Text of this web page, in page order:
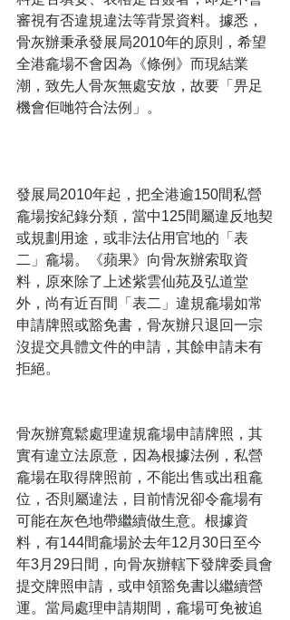
審視有否違規違法等背景資料。據悉，
骨灰辦秉承發展局2010年的原則，希望
全港龕場不會因為《條例》而現結業
潮，致先人骨灰無處安放，故要「畀足
機會佢哋符合法例」。
發展局2010年起，把全港逾150間私營
龕場按紀錄分類，當中125間屬違反地契
或規劃用途，或非法佔用官地的「表
二」龕場。《蘋果》向骨灰辦索取資
料，原來除了上述紫雲仙苑及弘道堂
外，尚有近百間「表二」違規龕場如常
申請牌照或豁免書，骨灰辦只退回一宗
沒提交具體文件的申請，其餘申請未有
拒絕。
骨灰辦寬鬆處理違規龕場申請牌照，其
實有違立法原意，因為根據法例，私營
龕場在取得牌照前，不能出售或出租龕
位，否則屬違法，目前情況卻令龕場有
可能在灰色地帶繼續做生意。根據資
料，有144間龕場於去年12月30日至今
年3月29日間，向骨灰辦轄下發牌委員會
提交牌照申請，或申領豁免書以繼續營
運。當局處理申請期間，龕場可免被追